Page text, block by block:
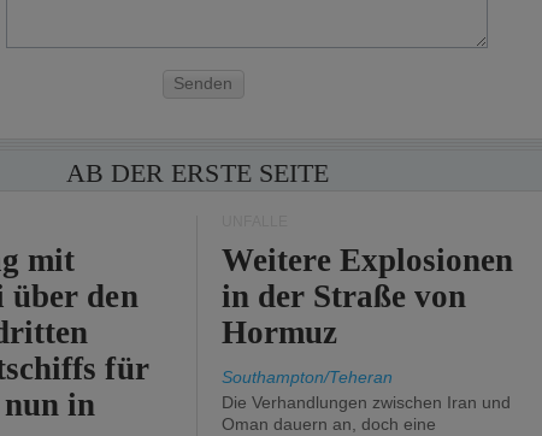
Senden
AB DER ERSTE SEITE
mit
den
für
in
Weitere Explosionen
in der Straße von
Hormuz
Southampton/Teheran
Die Verhandlungen zwischen Iran und
Oman dauern an, doch eine